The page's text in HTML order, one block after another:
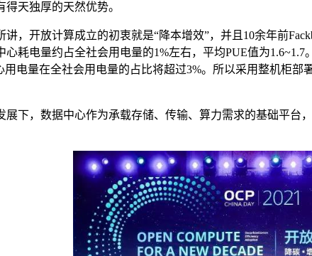
天独厚的天然优势。
开放计算成立的初衷就是“降本增效”，并且10余年前
心耗电量约占全社会用电量的1%左右，平均PUE值为
用电量在全社会用电量的占比将超过3%。所以采用整机柜
，数据中心作为承载存储、传输、算力需求的基础平台